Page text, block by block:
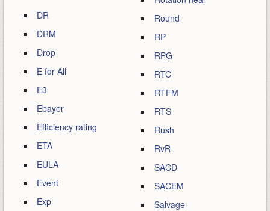
DR
DRM
Drop
E for All
E3
Ebayer
Efficiency rating
ETA
EULA
Event
Exp
Round
RP
RPG
RTC
RTFM
RTS
Rush
RvR
SACD
SACEM
Salvage